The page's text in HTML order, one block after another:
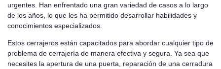
urgentes. Han enfrentado una gran variedad de casos a lo largo
de los años, lo que les ha permitido desarrollar habilidades y
conocimientos especializados.
Estos cerrajeros están capacitados para abordar cualquier tipo de
problema de cerrajería de manera efectiva y segura. Ya sea que
necesites la apertura de una puerta, reparación de una cerradura